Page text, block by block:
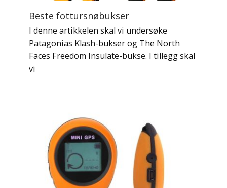
Beste fottursnøbukser
I denne artikkelen skal vi undersøke
Patagonias Klash-bukser og The North
Faces Freedom Insulate-bukse. I tillegg skal
vi